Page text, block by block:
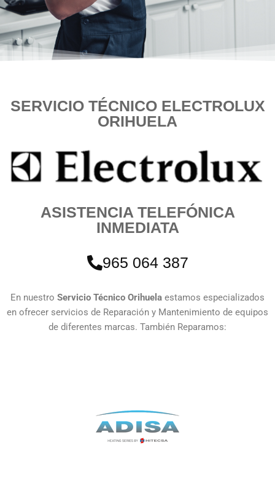
SERVICIO TÉCNICO ELECTROLUX
ORIHUELA
ASISTENCIA TELEFÓNICA
INMEDIATA
965 064 387
En nuestro Servicio Técnico Orihuela estamos especializados
en ofrecer servicios de Reparación y Mantenimiento de equipos
de diferentes marcas. También Reparamos: